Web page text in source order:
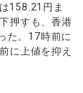
158.21円ま
押すも、香港
た。17時前に
に上値を抑え